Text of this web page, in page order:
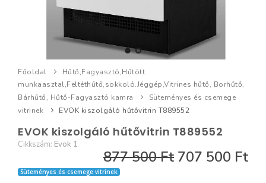
Főoldal
Hűtő,Fagyasztó,Hűtött
munkaasztal,Feltéthűtő,sokkoló.Jéggép,Vitrines hűtő, Borhűtő,
Bárhűtő, Hűtő-Fagyasztó kamra
Süteményes és csemege
vitrinek
EVOK kiszolgáló hűtővitrin T889552
EVOK kiszolgáló hűtővitrin T889552
Cikkszám: Evok 1
877 500 Ft 707 500 Ft
Süteményes és csemege vitrinek